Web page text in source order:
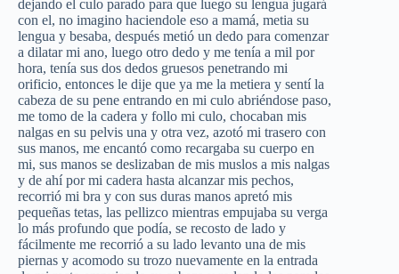
dejando el culo parado para que luego su lengua jugará
con el, no imagino haciendole eso a mamá, metia su
lengua y besaba, después metió un dedo para comenzar
a dilatar mi ano, luego otro dedo y me tenía a mil por
hora, tenía sus dos dedos gruesos penetrando mi
orificio, entonces le dije que ya me la metiera y sentí la
cabeza de su pene entrando en mi culo abriéndose paso,
me tomo de la cadera y follo mi culo, chocaban mis
nalgas en su pelvis una y otra vez, azotó mi trasero con
sus manos, me encantó como recargaba su cuerpo en
mi, sus manos se deslizaban de mis muslos a mis nalgas
y de ahí por mi cadera hasta alcanzar mis pechos,
recorrió mi bra y con sus duras manos apretó mis
pequeñas tetas, las pellizco mientras empujaba su verga
lo más profundo que podía, se recosto de lado y
fácilmente me recorrió a su lado levanto una de mis
piernas y acomodo su trozo nuevamente en la entrada